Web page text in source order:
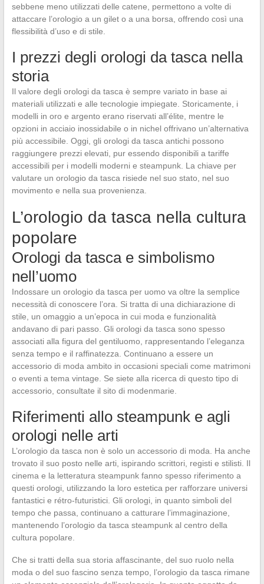
sebbene meno utilizzati delle catene, permettono a volte di
attaccare l’orologio a un gilet o a una borsa, offrendo così una
flessibilità d’uso e di stile.
I prezzi degli orologi da tasca nella
storia
Il valore degli orologi da tasca è sempre variato in base ai
materiali utilizzati e alle tecnologie impiegate. Storicamente, i
modelli in oro e argento erano riservati all’élite, mentre le
opzioni in acciaio inossidabile o in nichel offrivano un’alternativa
più accessibile. Oggi, gli orologi da tasca antichi possono
raggiungere prezzi elevati, pur essendo disponibili a tariffe
accessibili per i modelli moderni e steampunk. La chiave per
valutare un orologio da tasca risiede nel suo stato, nel suo
movimento e nella sua provenienza.
L’orologio da tasca nella cultura
popolare
Orologi da tasca e simbolismo
nell’uomo
Indossare un orologio da tasca per uomo va oltre la semplice
necessità di conoscere l’ora. Si tratta di una dichiarazione di
stile, un omaggio a un’epoca in cui moda e funzionalità
andavano di pari passo. Gli orologi da tasca sono spesso
associati alla figura del gentiluomo, rappresentando l’eleganza
senza tempo e il raffinatezza. Continuano a essere un
accessorio di moda ambito in occasioni speciali come matrimoni
o eventi a tema vintage. Se siete alla ricerca di questo tipo di
accessorio, consultate il sito di modenmarie.
Riferimenti allo steampunk e agli
orologi nelle arti
L’orologio da tasca non è solo un accessorio di moda. Ha anche
trovato il suo posto nelle arti, ispirando scrittori, registi e stilisti. Il
cinema e la letteratura steampunk fanno spesso riferimento a
questi orologi, utilizzando la loro estetica per rafforzare universi
fantastici e rétro-futuristici. Gli orologi, in quanto simboli del
tempo che passa, continuano a catturare l’immaginazione,
mantenendo l’orologio da tasca steampunk al centro della
cultura popolare.
Che si tratti della sua storia affascinante, del suo ruolo nella
moda o del suo fascino senza tempo, l’orologio da tasca rimane